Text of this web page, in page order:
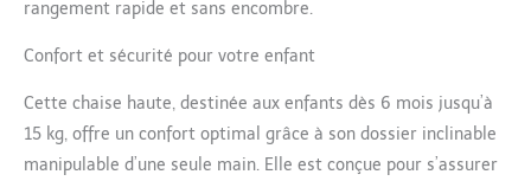
croissance de votre
enfant. Amovible et facile
à nettoyer, se suspend à
l’arrière et permet une
utilisation libre sans
table Confort et sécurité
: Dossier chaise haute
rangement rapide et sans encombre.
Confort et sécurité pour votre enfant
Cette chaise haute, destinée aux enfants dès 6 mois jusqu’à
15 kg, offre un confort optimal grâce à son dossier inclinable
manipulable d’une seule main. Elle est conçue pour s’assurer